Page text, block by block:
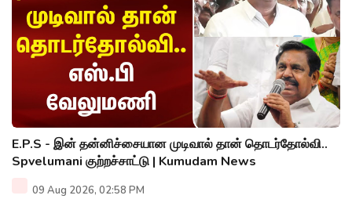
E.P.S - இன் தன்னிச்சையான முடிவால் தான் தொடர்தோல்வி..
Spvelumani குற்றச்சாட்டு | Kumudam News
09 Aug 2026, 02:58 PM